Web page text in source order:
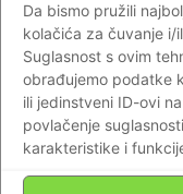
Da bismo pružili
kolačića za čuvanje i/
Suglasnost s ovim
obrađujemo podatke
ili jedinstveni ID-ovi
povlačenje
karakteristike i
Bolje bi bilo da
Akademije
spomenik
Slobodanu
dive i klanjaju,
svjetskom